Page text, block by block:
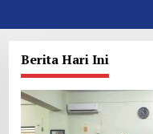
Berita Hari Ini